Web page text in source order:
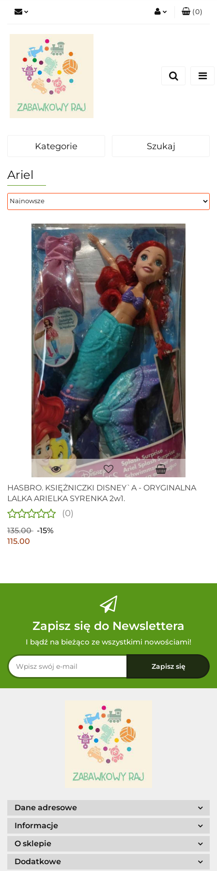
(0)
Kategorie Szukaj
Ariel
HASBRO. KSIĘŻNICZKI DISNEY`A - ORYGINALNA
LALKA ARIELKA SYRENKA 2w1.
(0)
135.00
-15%
115.00
Zapisz się do Newslettera
I bądź na bieżąco ze wszystkimi nowościami!
Dane adresowe
Informacje
O sklepie
Dodatkowe